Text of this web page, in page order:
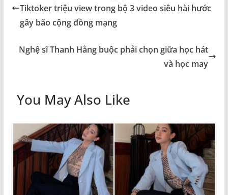
Tiktoker triệu view trong bộ 3 video siêu hài hước
gây bão cộng đồng mạng
Nghệ sĩ Thanh Hằng buộc phải chọn giữa học hát
và học may
You May Also Like